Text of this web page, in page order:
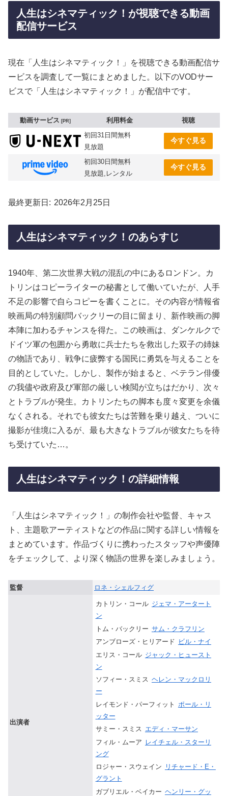
人生はシネマティック！が視聴できる動画
配信サービス
現在「人生はシネマティック！」を視聴できる動画配信サ
ービスを調査して一覧にまとめました。以下のVODサー
ビスで「人生はシネマティック！」が配信中です。
動画サービス PR 利用料金
視聴
初回31日間無料
見放題
今すぐ見る
初回30日間無料
見放題,レンタル
今すぐ見る
最終更新日 2026年2月25日
人生はシネマティック！のあらすじ
1940年、第二次世界大戦の混乱の中にあるロンドン。カ
トリンはコピーライターの秘書として働いていたが、人手
不足の影響で自らコピーを書くことに。その内容が情報省
映画局の特別顧問バックリーの目に留まり、新作映画の脚
本陣に加わるチャンスを得た。この映画は、ダンケルクで
ドイツ軍の包囲から勇敢に兵士たちを救出した双子の姉妹
の物語であり、戦争に疲弊する国民に勇気を与えることを
目的としていた。しかし、製作が始まると、ベテラン俳優
の我儘や政府及び軍部の厳しい検閲が立ちはだかり、次々
とトラブルが発生。カトリンたちの脚本も度々変更を余儀
なくされる。それでも彼女たちは苦難を乗り越え、ついに
撮影が佳境に入るが、最も大きなトラブルが彼女たちを待
ち受けていた…。
人生はシネマティック！の詳細情報
「人生はシネマティック！」の制作会社や監督、キャス
ト、主題歌アーティストなどの作品に関する詳しい情報を
まとめています。作品づくりに携わったスタッフや声優陣
をチェックして、より深く物語の世界を楽しみましょう。
監督 ロネ・シェルフィグ
出演者
カトリン・コール ジェマ・アータート
ン
トム・バックリー サム・クラフリン
アンブローズ・ヒリアード ビル・ナイ
エリス・コール ジャック・ヒュースト
ン
ソフィー・スミス ヘレン・マックロリ
ー
レイモンド・パーフィット
ポール・リ
ッター
サミー・スミス エディ・マーサン
フィル・ムーア レイチェル・スターリ
ング
ロジャー・スウェイン
リチャード・E・
グラント
ガブリエル・ベイカー ヘンリー・グッ